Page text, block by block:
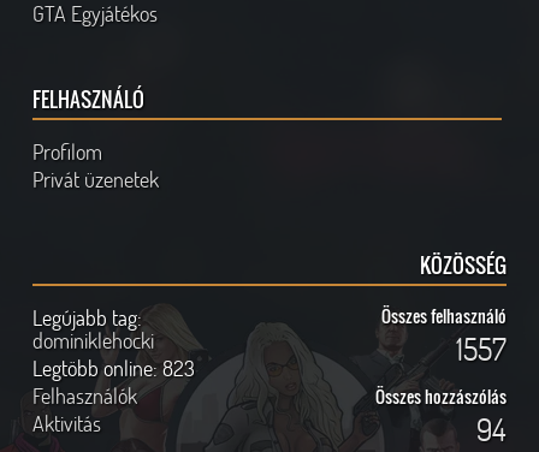
GTA Egyjátékos
FELHASZNÁLÓ
Profilom
Privát üzenetek
KÖZÖSSÉG
Legújabb tag:
dominiklehocki
Legtöbb online:823
Felhasználók
Aktivitás
Összes felhasználó
1557
Összes hozzászólás
94